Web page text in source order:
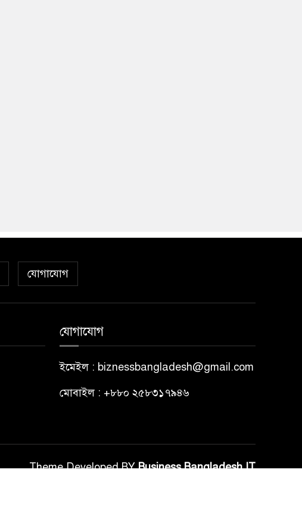
যোগাযোগ
যোগাযোগ
ইমেইল : biznessbangladesh@gmail.com
মোবাইল : +৮৮০ ২৫৮৩১৭৯৪৬
Theme Developed BYBusiness Bangladesh IT